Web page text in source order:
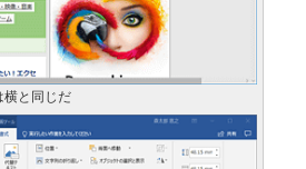
横と同じだ